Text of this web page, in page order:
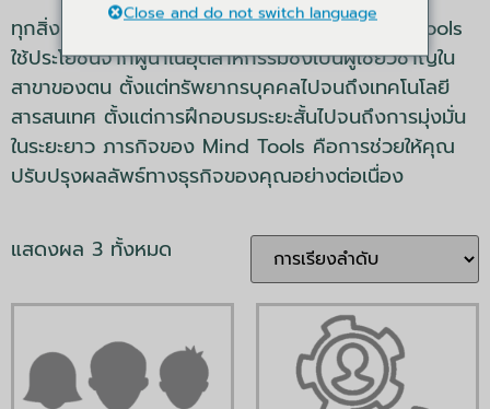
ทุกสิ่งที่เราทำนั้นเพื่อคุณและบริษัทของคุณ Mind Tools
ใช้ประโยชน์จากผู้นำในอุตสาหกรรมซึ่งเป็นผู้เชี่ยวชาญใน
สาขาของตน ตั้งแต่ทรัพยากรบุคคลไปจนถึงเทคโนโลยี
สารสนเทศ ตั้งแต่การฝึกอบรมระยะสั้นไปจนถึงการมุ่งมั่น
ในระยะยาว ภารกิจของ Mind Tools คือการช่วยให้คุณ
ปรับปรุงผลลัพธ์ทางธุรกิจของคุณอย่างต่อเนื่อง
แสดงผล 3 ทั้งหมด
Close and do not switch language